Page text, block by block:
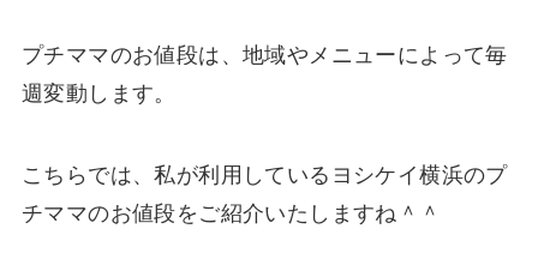
プチママのお値段は、地域やメニューによって毎
週変動します。
こちらでは、私が利用しているヨシケイ横浜のプ
チママのお値段をご紹介いたしますね＾＾